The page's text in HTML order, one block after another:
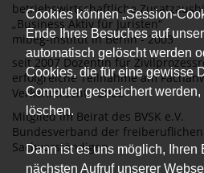
Cookies können „Session-
Ende Ihres Besuches auf
automatisch gelöscht werden
Cookies, die für eine gewisse
Computer gespeichert
löschen.
Dann ist es uns möglich, Ihren
nächsten Aufruf unserer
betriebswirtschaftliche
„Business Aktiv für Juristen“
mibeg-Institut in Berlin - 2003
seit 2007 Dozentin für
erfolgreiche Teilnahme am
Verkehrsrecht - 2008
Mitglied im Beirat des BVSK e.V.
Bundesverband der
Sachverständigen